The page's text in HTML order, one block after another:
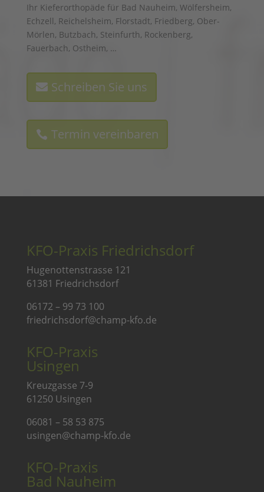
Ihr Kieferorthopäde für Bad Nauheim, Wölfersheim,
Echzell, Reichelsheim, Florstadt, Friedberg, Ober-
Mörlen, Butzbach, Steinfurth, Rockenberg,
Fauerbach, Ostheim, …
Schreiben Sie uns
Termin vereinbaren
KFO-Praxis Friedrichsdorf
Hugenottenstrasse 121
61381 Friedrichsdorf
06172 – 99 73 100
friedrichsdorf@champ-kfo.de
KFO-Praxis
Usingen
Kreuzgasse 7-9
61250 Usingen
06081 – 58 53 875
usingen@champ-kfo.de
KFO-Praxis
Bad Nauheim